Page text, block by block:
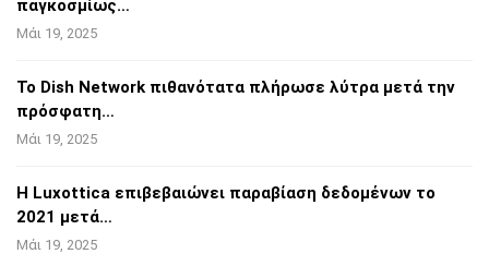
παγκοσμίως…
Μάι 19, 2025
Το Dish Network πιθανότατα πλήρωσε λύτρα μετά την
πρόσφατη…
Μάι 19, 2025
Η Luxottica επιβεβαιώνει παραβίαση δεδομένων το
2021 μετά…
Μάι 19, 2025